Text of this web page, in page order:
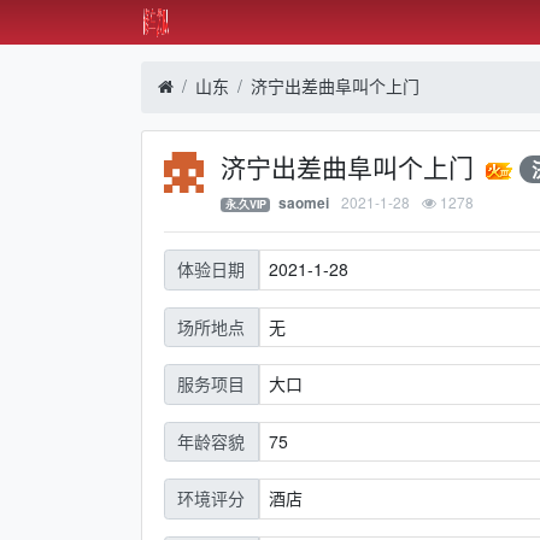
山东 济宁出差曲阜叫个上门
济宁出差曲阜叫个上门
永.久VIP saomei 2021-1-28 1278
体验日期 2021-1-28
场所地点 无
服务项目 大口
年龄容貌 75
环境评分 酒店